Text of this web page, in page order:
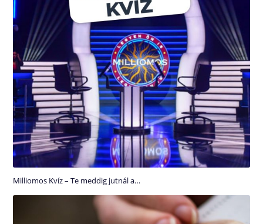
Milliomos Kvíz – Te meddig jutnál a…